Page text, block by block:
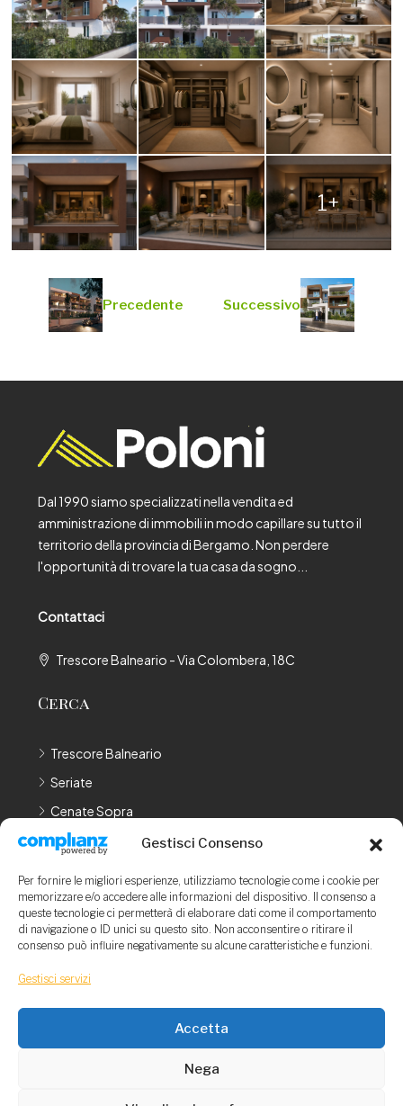
Gestisci Consenso
Per fornire le migliori esperienze, utilizziamo tecnologie come i cookie per
memorizzare e/o accedere alle informazioni del dispositivo. Il consenso a
queste tecnologie ci permetterà di elaborare dati come il comportamento
di navigazione o ID unici su questo sito. Non acconsentire o ritirare il
consenso può influire negativamente su alcune caratteristiche e funzioni.
Gestisci servizi
Accetta
Nega
1+
Precedente Successivo
Dal 1990 siamo specializzati nella vendita ed
amministrazione di immobili in modo capillare su tutto il
territorio della provincia di Bergamo. Non perdere
l'opportunità di trovare la tua casa da sogno...
Contattaci
Trescore Balneario - Via Colombera, 18C
Cerca
Trescore Balneario
Seriate
Cenate Sopra
Cenate Sotto
LEGAL
Privacy Policy
Cookie Policy